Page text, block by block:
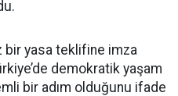
bir yasa teklifine imza
demokratik yaşam
bir adım olduğunu ifade